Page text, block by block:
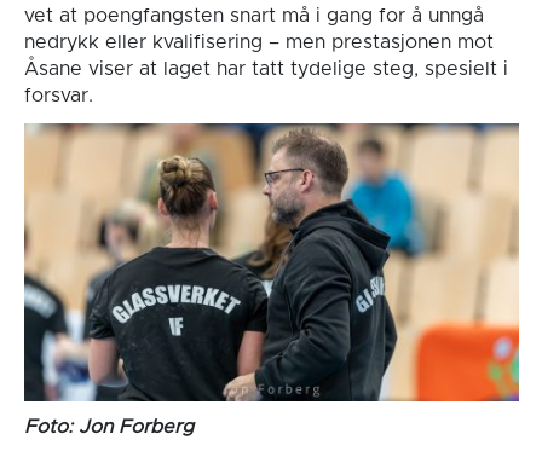
vet at poengfangsten snart må i gang for å unngå
nedrykk eller kvalifisering – men prestasjonen mot
Åsane viser at laget har tatt tydelige steg, spesielt i
forsvar.
Foto: Jon Forberg